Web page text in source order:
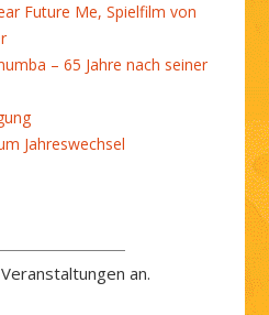
Future Me, Spielfilm von
– 65 Jahre nach seiner
Jahreswechsel
an.